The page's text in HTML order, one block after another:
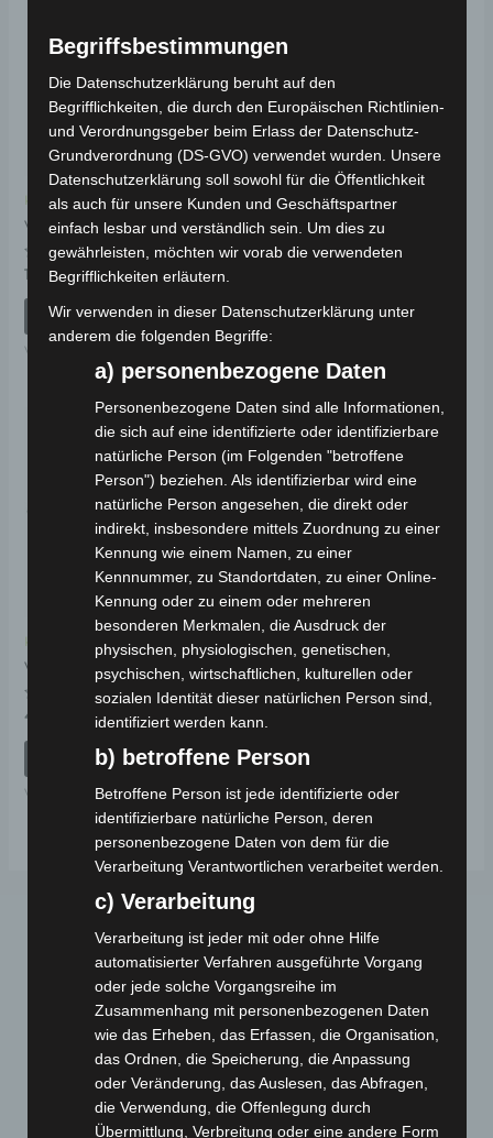
Kostenloser Versand
VS1 HELMHAKEN
Bewertet
mit
0
19,00€ *
IN DEN WARENKORB
VS1
Kostenloser Versand
VS1 SITZ
vonIN DEN WARENKORB
Kostenloser Versand
VS1 KOFFERRAUM
Bewertet
0
49,00
IN DEN WARENKORB
VS1
Webseite
Cashback-Aktion
Begriffsbestimmungen
Die Datenschutzerklärung beruht auf den
Begrifflichkeiten, die durch den Europäischen Richtlinien-
und Verordnungsgeber beim Erlass der Datenschutz-
Grundverordnung (DS-GVO) verwendet wurden. Unsere
Datenschutzerklärung soll sowohl für die Öffentlichkeit
als auch für unsere Kunden und Geschäftspartner
einfach lesbar und verständlich sein. Um dies zu
gewährleisten, möchten wir vorab die verwendeten
Begrifflichkeiten erläutern.
Wir verwenden in dieser Datenschutzerklärung unter
anderem die folgenden Begriffe:
a) personenbezogene Daten
Personenbezogene Daten sind alle Informationen,
die sich auf eine identifizierte oder identifizierbare
natürliche Person (im Folgenden "betroffene
Person") beziehen. Als identifizierbar wird eine
natürliche Person angesehen, die direkt oder
indirekt, insbesondere mittels Zuordnung zu einer
Kennung wie einem Namen, zu einer
Kennnummer, zu Standortdaten, zu einer Online-
Kennung oder zu einem oder mehreren
besonderen Merkmalen, die Ausdruck der
physischen, physiologischen, genetischen,
psychischen, wirtschaftlichen, kulturellen oder
sozialen Identität dieser natürlichen Person sind,
identifiziert werden kann.
b) betroffene Person
Betroffene Person ist jede identifizierte oder
identifizierbare natürliche Person, deren
personenbezogene Daten von dem für die
Verarbeitung Verantwortlichen verarbeitet werden.
c) Verarbeitung
Verarbeitung ist jeder mit oder ohne Hilfe
automatisierter Verfahren ausgeführte Vorgang
oder jede solche Vorgangsreihe im
Zusammenhang mit personenbezogenen Daten
wie das Erheben, das Erfassen, die Organisation,
das Ordnen, die Speicherung, die Anpassung
oder Veränderung, das Auslesen, das Abfragen,
die Verwendung, die Offenlegung durch
Übermittlung, Verbreitung oder eine andere Form